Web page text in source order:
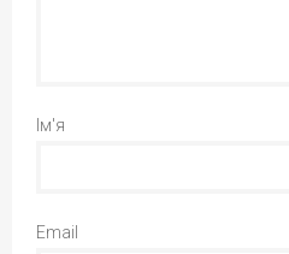
Ім'я
Email